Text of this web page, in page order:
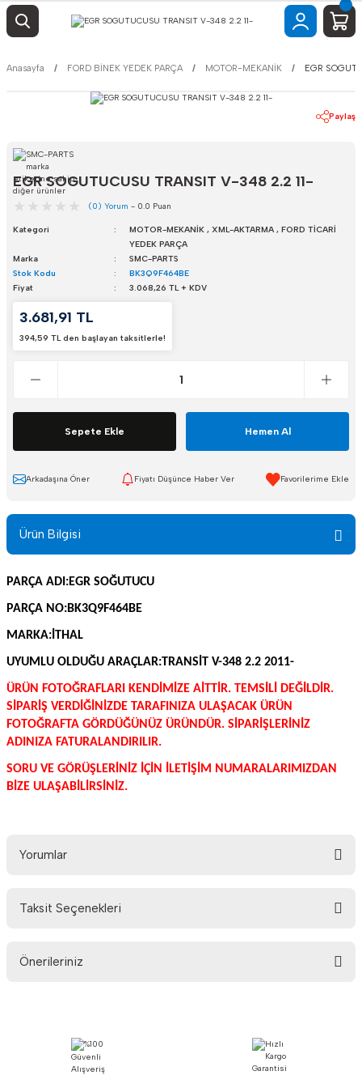
Anasayfa FORD BİNEK YEDEK PARÇA MOTOR-MEKANİK EGR
Paylaş
EGR SOGUTUCUSU TRANSIT V-348 2.2 11-
(0) Yorum - 0.0 Puan
Kategori MOTOR-MEKANİK , XML-AKTARMA , FORD TİCARİ
YEDEK PARÇA
Marka
SMC-PARTS
Stok Kodu
BK3Q9F464BE
Fiyat
3.068,26 TL + KDV
3.681,91 TL
394,59 TL den başlayan taksitlerle!
Sepete Ekle Hemen Al
Arkadaşına Öner Fiyatı Düşünce Haber Ver
Ürün Bilgisi
PARÇA ADI:EGR SOĞUTUCU
PARÇA NO:BK3Q9F464BE
MARKA:İTHAL
UYUMLU OLDUĞU ARAÇLAR:TRANSİT V-348 2.2 2011-
ÜRÜN FOTOĞRAFLARI KENDİMİZE AİTTİR. TEMSİLİ DEĞİLDİR.
SİPARİŞ VERDİĞİNİZDE TARAFINIZA ULAŞACAK ÜRÜN
FOTOĞRAFTA GÖRDÜĞÜNÜZ ÜRÜNDÜR. SİPARİŞLERİNİZ
ADINIZA FATURALANDIRILIR.
SORU VE GÖRÜŞLERİNİZ İÇİN İLETİŞİM NUMARALARIMIZDAN
BİZE ULAŞABİLİRSİNİZ.
Yorumlar
Taksit Seçenekleri
Önerileriniz
Görüş ve önerileriniz için teşekkür ederiz.